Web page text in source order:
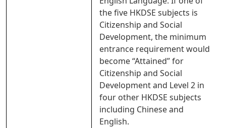
the five HKDSE subjects is
Citizenship and Social
Development, the minimum
entrance requirement would
become “Attained” for
Citizenship and Social
Development and Level 2 in
four other HKDSE subjects
including Chinese and
English.